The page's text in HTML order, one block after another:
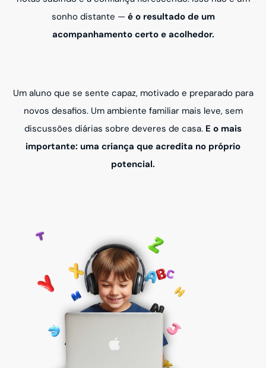
sonho distante — é o resultado de um
acompanhamento certo e acolhedor.
Um aluno que se sente capaz, motivado e preparado para
novos desafios. Um ambiente familiar mais leve, sem
discussões diárias sobre deveres de casa. E o mais
importante: uma criança que acredita no próprio
potencial.